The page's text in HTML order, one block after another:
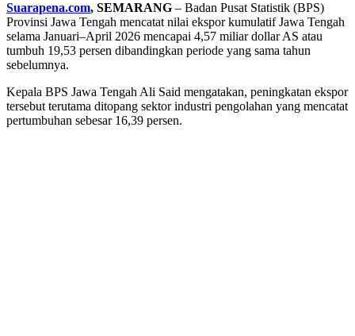
Suarapena.com, SEMARANG – Badan Pusat Statistik (BPS)
Provinsi Jawa Tengah mencatat nilai ekspor kumulatif Jawa Tengah
selama Januari–April 2026 mencapai 4,57 miliar dollar AS atau
tumbuh 19,53 persen dibandingkan periode yang sama tahun
sebelumnya.
Kepala BPS Jawa Tengah Ali Said mengatakan, peningkatan ekspor
tersebut terutama ditopang sektor industri pengolahan yang mencatat
pertumbuhan sebesar 16,39 persen.